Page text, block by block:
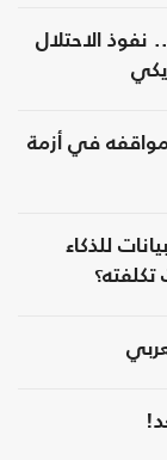
الاحتلال
مواقفه في أزمة
للذكاء